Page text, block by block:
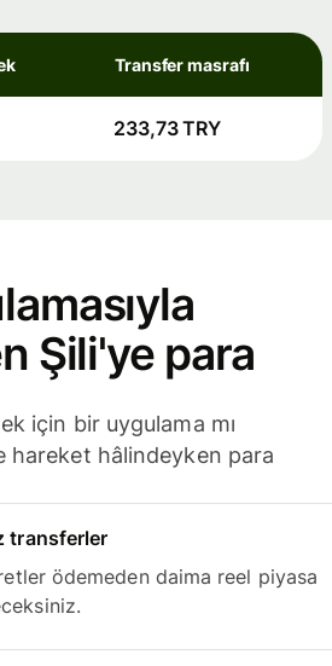
Transfer masrafı
233,73 TRY
Şili'ye para
için bir uygulama mı
hareket hâlindeyken para
transferler
ödemeden daima reel piyasa